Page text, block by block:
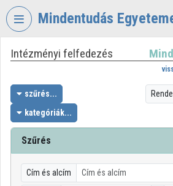
Fejléc kihagyása
Mindentudás
VIDEOTORIUM
MINDENTUDÁS
EGYETEME
Intézményi kezdőlap
Bejelentkezés
Intézményi felfedezés
Intézményi felfedezés
szűrés...
kategóriák...
Szűrés
Cím és alcím